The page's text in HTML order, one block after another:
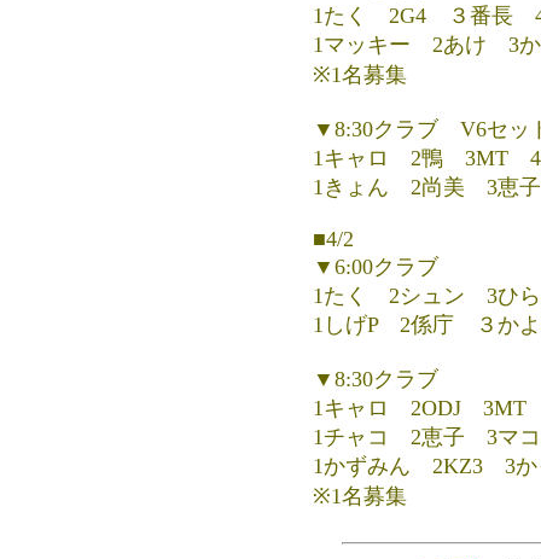
1たく 2G4 ３番長
1マッキー 2あけ 3
※1名募集
▼8:30クラブ V6セッ
1キャロ 2鴨 3MT
1きょん 2尚美 3恵
■4/2
▼6:00クラブ
1たく 2シュン 3ひ
1しげP 2係庁 ３か
▼8:30クラブ
1キャロ 2ODJ
1チャコ 2恵子 3マ
1かずみん 2KZ3 3
※1名募集